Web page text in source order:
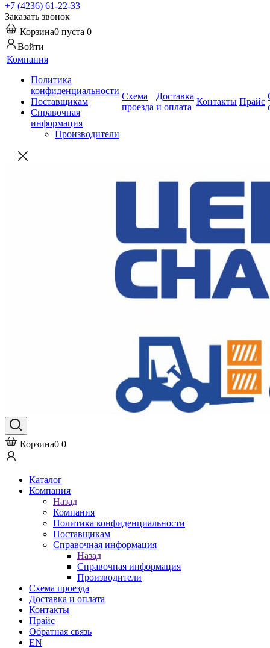
+7 (4236) 61-22-33
Заказать звонок
Корзина0 пуста 0
Войти
Компания
Политика
конфиденциальности
Поставщикам
Справочная
информация
Производители
Схема
проезда
Доставка
и оплата
Контакты Прайс
Корзина0 0
Каталог
Компания
Назад
Компания
Политика конфиденциальности
Поставщикам
Справочная информация
Назад
Справочная информация
Производители
Схема проезда
Доставка и оплата
Контакты
Прайс
Обратная связь
EN